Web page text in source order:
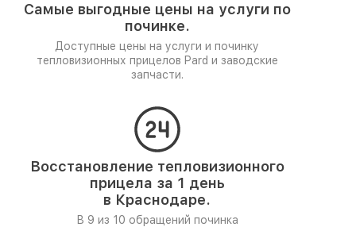
Самые выгодные цены на услуги по
починке.
Доступные цены на услуги и починку
тепловизионных прицелов Pard и заводские
запчасти.
Восстановление тепловизионного
прицела за 1 день
в Краснодаре.
В 9 из 10 обращений починка